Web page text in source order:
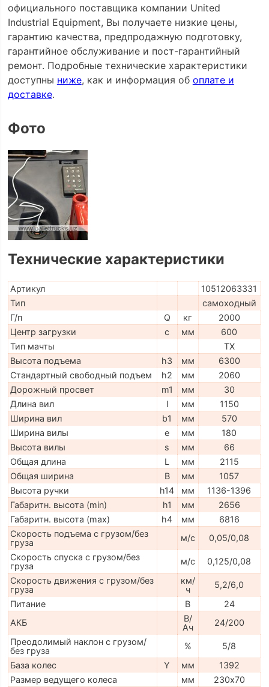
официального поставщика компании United
Industrial Equipment, Вы получаете низкие цены,
гарантию качества, предпродажную подготовку,
гарантийное обслуживание и пост-гарантийный
ремонт. Подробные технические характеристики
доступны ниже, как и информация об оплате и
доставке.
Фото
Технические характеристики
Артикул
10512063331
Тип
самоходный
Г/п
Q кг
2000
Центр загрузки
c мм
600
Тип мачты
TX
Высота подъема
h3 мм
6300
Стандартный свободный подъем
h2 мм
2060
Дорожный просвет
m1 мм
30
Длина вил
l мм
1150
Ширина вил
b1 мм
570
Ширина вилы
e мм
180
Высота вилы
s мм
66
Общая длина
L мм
2115
Общая ширина
B мм
1057
Высота ручки
h14 мм
1136-1396
Габаритн. высота (min)
h1 мм
2656
Габаритн. высота (max)
h4 мм
6816
Скорость подъема с грузом/без
груза
м/с
0,05/0,08
Скорость спуска с грузом/без
груза
м/с
0,125/0,08
Скорость движения с грузом/без
груза
км/
ч
5,2/6,0
Питание
В
24
АКБ
В/
Ач
24/200
Преодолимый наклон с грузом/
без груза
%
5/8
База колес
Y мм
1392
Размер ведущего колеса
мм 230х70